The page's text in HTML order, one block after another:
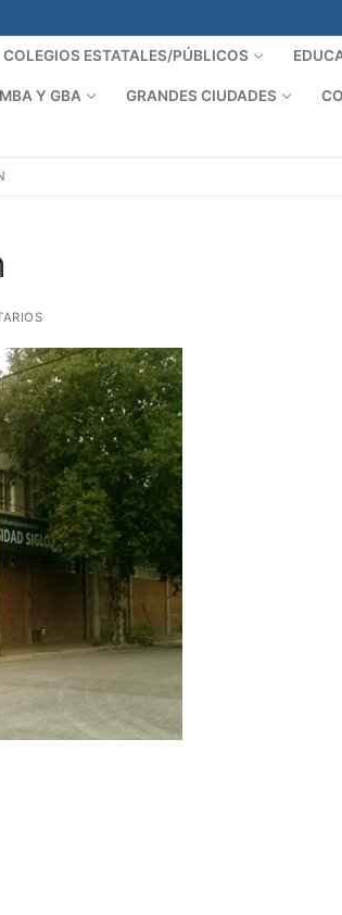
COLEGIOS ESTATALES/PÚBLICOS
Y GBA GRANDES CIUDADES